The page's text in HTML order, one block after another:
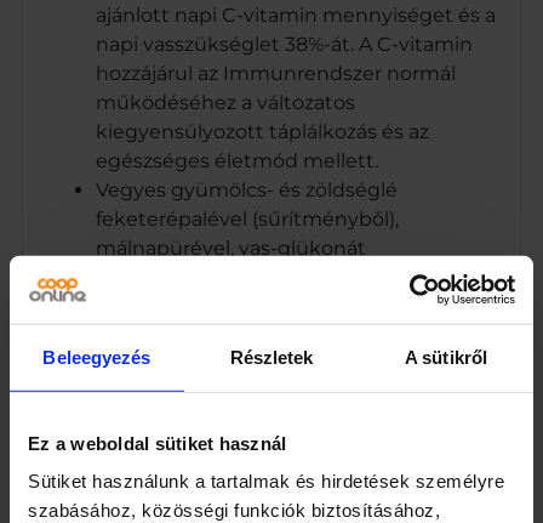
Beleegyezés Részletek A sütikről
Ez a weboldal sütiket használ
Sütiket használunk a tartalmak és hirdetések személyre
szabásához, közösségi funkciók biztosításához,
ajánlott napi C-vitamin mennyiséget és a
napi vasszükséglet 38%-át. A C-vitamin
hozzájárul az Immunrendszer normál
működéséhez a változatos
kiegyensúlyozott táplálkozás és az
egészséges életmód mellett.
Vegyes gyümölcs- és zöldséglé
feketerépalével (sűrítményből),
málnapürével, vas-glükonát
Márka
Jellemzők